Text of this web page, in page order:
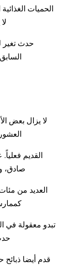
الحميات
السابق جانباً
لا يزال بعض
القديم
صادق،
العديد من
تبدو معقولة في
قدم أيضا ذبائح